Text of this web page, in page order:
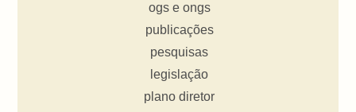
ogs e ongs
publicações
pesquisas
legislação
plano diretor